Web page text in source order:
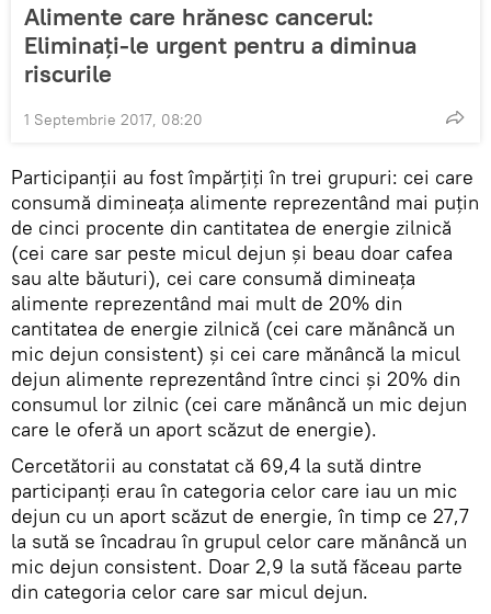
Alimente care hrănesc cancerul:
Eliminaţi-le urgent pentru a diminua
riscurile
1 Septembrie 2017, 08:20
Participanţii au fost împărţiţi în trei grupuri: cei care
consumă dimineaţa alimente reprezentând mai puţin
de cinci procente din cantitatea de energie zilnică
(cei care sar peste micul dejun şi beau doar cafea
sau alte băuturi), cei care consumă dimineaţa
alimente reprezentând mai mult de 20% din
cantitatea de energie zilnică (cei care mănâncă un
mic dejun consistent) şi cei care mănâncă la micul
dejun alimente reprezentând între cinci şi 20% din
consumul lor zilnic (cei care mănâncă un mic dejun
care le oferă un aport scăzut de energie).
Cercetătorii au constatat că 69,4 la sută dintre
participanţi erau în categoria celor care iau un mic
dejun cu un aport scăzut de energie, în timp ce 27,7
la sută se încadrau în grupul celor care mănâncă un
mic dejun consistent. Doar 2,9 la sută făceau parte
din categoria celor care sar micul dejun.